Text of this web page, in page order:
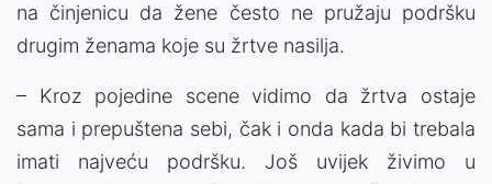
na činjenicu da žene često ne pružaju podršku
drugim ženama koje su žrtve nasilja.
– Kroz pojedine scene vidimo da žrtva ostaje
sama i prepuštena sebi, čak i onda kada bi trebala
imati najveću podršku. Još uvijek živimo u